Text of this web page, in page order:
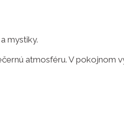
mystiky.
atmosféru. V pokojnom